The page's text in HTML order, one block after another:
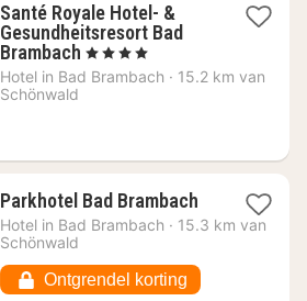
Santé Royale Hotel- &
Gesundheitsresort Bad
Brambach 2
nachten
, 4 Sterren
Hotel in Bad Brambach · 15.2 km van
Schönwald
Parkhotel Bad Brambach1
nacht
89,58
Hotel in Bad Brambach · 15.3 km van
Schönwald
Ontgrendel korting